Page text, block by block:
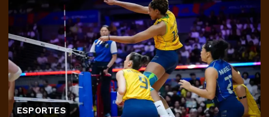
ESPORTES